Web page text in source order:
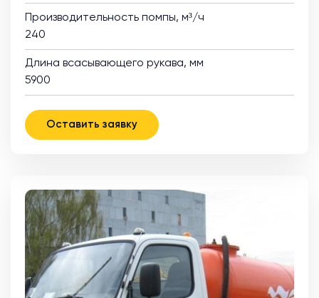
Производительность помпы, м³/ч
240
Длина всасывающего рукава, мм
5900
Оставить заявку